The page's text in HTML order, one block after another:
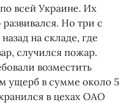
всей Украине. Их
Но три с
на складе, где
случился пожар.
возместить
ущерб в сумме около 5
в цехах ОАО